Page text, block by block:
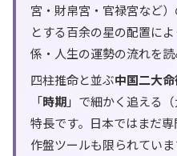
宮・財帛宮・官禄宮など）
とする百余の星の配置に
係・人生の運勢の流れを読
四柱推命と並ぶ中国二大
「時期」で細かく追える
特長です。日本ではまだ
作盤ツールも限られてい